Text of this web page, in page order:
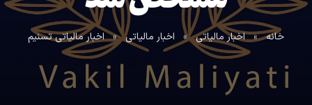
خانه » اخبار مالیاتی » اخبار مالیاتی » اخبار مالیاتی تسنیم